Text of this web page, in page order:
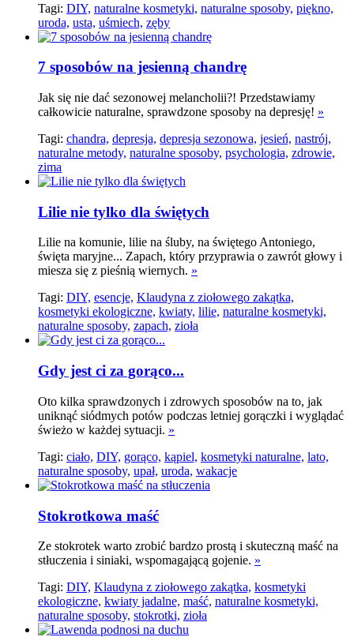
Tagi: DIY, naturalne kosmetyki, naturalne sposoby, piękno,
uroda, usta, uśmiech, zęby
7 sposobów na jesienną chandrę
Jak się nie dać sezonowej melancholii?! Przedstawiamy
całkowicie naturalne, sprawdzone sposoby na depresję! »
Tagi: chandra, depresja, depresja sezonowa, jesień, nastrój,
naturalne metody, naturalne sposoby, psychologia, zdrowie,
zima
Lilie nie tylko dla świętych
Lilie na komunie, lilie na śluby, na świętego Antoniego,
święta maryjne... Zapach, który przyprawia o zawrót głowy i
miesza się z pieśnią wiernych. »
Tagi: DIY, esencje, Klaudyna z ziołowego zakątka,
kosmetyki ekologiczne, kwiaty, lilie, naturalne kosmetyki,
naturalne sposoby, zapach, zioła
Gdy jest ci za gorąco...
Oto kilka sprawdzonych i zdrowych sposobów na to, jak
uniknąć siódmych potów podczas letniej gorączki i wyglądać
świeżo w każdej sytuacji. »
Tagi: ciało, DIY, gorąco, kąpiel, kosmetyki naturalne, lato,
naturalne sposoby, upał, uroda, wakacje
Stokrotkowa maść
Ze stokrotek warto zrobić bardzo prostą i skuteczną maść na
stłuczenia i siniaki, wspomagającą gojenie. »
Tagi: DIY, Klaudyna z ziołowego zakątka, kosmetyki
ekologiczne, kwiaty jadalne, maść, naturalne kosmetyki,
naturalne sposoby, stokrotki, zioła